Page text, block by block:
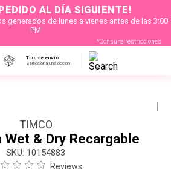
AL DÍA SIGUIENTE!
generados de lunes a vienes antes de las 3:00
PM
*Consulta restricciones
Tipo de envío
Selecciona una opción
TIMCO
Wet & Dry Recargable
: 10154883
Reviews